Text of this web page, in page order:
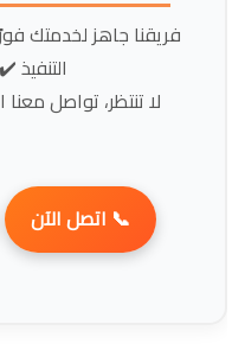
فريقنا جاهز لخدمتك
التنفيذ
لا تنتظر، تواصل
📞 اتصل الآن